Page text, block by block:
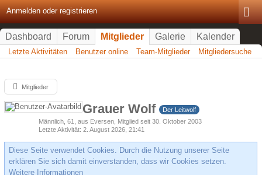
Anmelden oder registrieren
Dashboard Forum Mitglieder Galerie Kalender
Letzte Aktivitäten Benutzer online Team-Mitglieder Mitgliedersuche
Mitglieder
Grauer Wolf
Der Leitwolf
Männlich 61 aus Eversen Mitglied seit 30. Oktober 2003
Letzte Aktivität 2. August 2026, 21:41
Diese Seite verwendet Cookies. Durch die Nutzung unserer Seite
erklären Sie sich damit einverstanden, dass wir Cookies setzen.
Weitere Informationen